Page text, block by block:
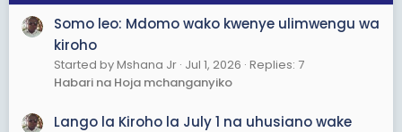
Somo leo: Mdomo wako kwenye ulimwengu wa
kiroho
Started by Mshana Jr Jul 1, 2026 Replies: 7
Habari na Hoja mchanganyiko
Lango la Kiroho la July 1 na uhusiano wake